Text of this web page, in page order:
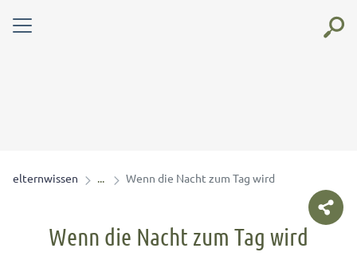
elternwissen Wenn die Nacht zum Tag wird
Wenn die Nacht zum Tag wird